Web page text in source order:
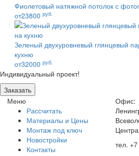
Фиолетовый натяжной потолок с
от23800 руб.
Зеленый двухуровневый глянцевый
кухню
от32000 руб.
Индивидуальный проект!
Заказать
Меню
Рассчитать
Материалы и Цены
Монтаж под ключ
Новостройки
Контакты
Офис:
тел.